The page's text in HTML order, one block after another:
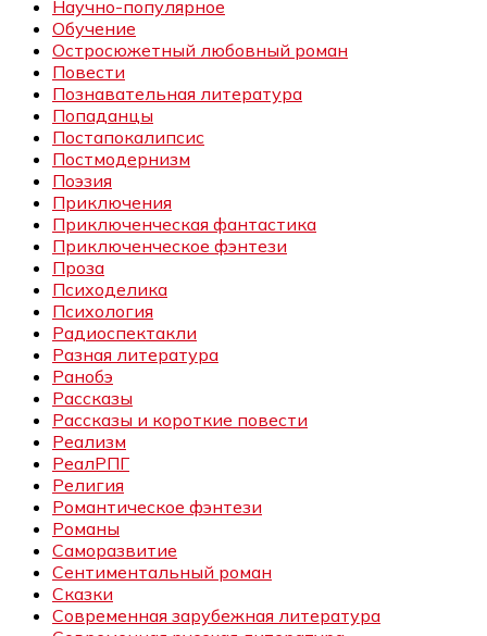
Научно-популярное
Обучение
Остросюжетный любовный роман
Повести
Познавательная литература
Попаданцы
Постапокалипсис
Постмодернизм
Поэзия
Приключения
Приключенческая фантастика
Приключенческое фэнтези
Проза
Психоделика
Психология
Радиоспектакли
Разная литература
Ранобэ
Рассказы
Рассказы и короткие повести
Реализм
РеалРПГ
Религия
Романтическое фэнтези
Романы
Саморазвитие
Сентиментальный роман
Сказки
Современная зарубежная литература